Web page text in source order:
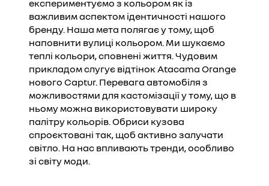
експериментуємо з кольором як із
важливим аспектом ідентичності нашого
бренду. Наша мета полягає у тому, щоб
наповнити вулиці кольором. Ми шукаємо
теплі кольори, сповнені життя. Чудовим
прикладом слугує відтінок Atacama Orange
нового Captur. Перевага автомобіля з
можливостями для кастомізації у тому, що в
ньому можна використовувати широку
палітру кольорів. Обриси кузова
спроєктовані так, щоб активно залучати
світло. На нас впливають тренди, особливо
зі світу моди.